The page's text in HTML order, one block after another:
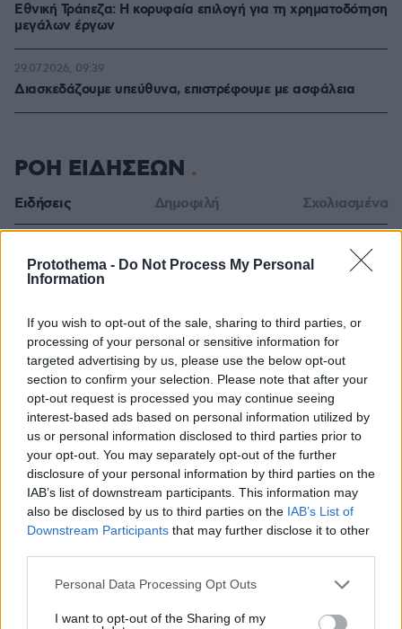
Protothema - Do Not Process My Personal
Information
If you wish to opt-out of the sale, sharing to third parties, or
processing of your personal or sensitive information for
targeted advertising by us, please use the below opt-out
section to confirm your selection. Please note that after your
opt-out request is processed you may continue seeing
interest-based ads based on personal information utilized by
us or personal information disclosed to third parties prior to
your opt-out. You may separately opt-out of the further
disclosure of your personal information by third parties on the
IAB’s list of downstream participants. This information may
also be disclosed by us to third parties on the IAB’s List of
Downstream Participants that may further disclose it to other
Please note that this website/app uses one or more Google
not limited to your visit or usage behaviour. You may click to
Personal Data Processing Opt Outs
I want to opt-out of the Sharing of my
Εθνική Τράπεζα: Η κορυφαία επιλογή για τη χρηματοδότηση
μεγάλων έργων
Διασκεδάζουμε υπεύθυνα, επιστρέφουμε με ασφάλεια
29.07.2026, 09:39
ΡΟΗ ΕΙΔΗΣΕΩΝ
Ειδήσεις Δημοφιλή Σχολιασμένα
Γιατί τα ταξίδια είναι ένας από τους καλύτερους
τρόπους για να κάνουμε νέες φιλίες
Η επιστήμη πίσω από το τέλειο μπριάμ
Προήχθη σε Αστυνόμο Α' η Κωνσταντία Δημογλίδου
πριν 6 λεπτά
Μη χάσετε το ΘΕΜΑ που κυκλοφορεί
πριν 11 λεπτά
Σοκαριστικό βίντεο: Η στιγμή που ο 14χρονος ανοίγει
πυρ και σκορπάει τον θάνατο σε σχολείο στη Ταϊλάνδη
πριν 12 λεπτά
Γυναίκες που άλλαξαν ζωή: «Γιατί άφησα την Αθήνα για
πριν 18 λεπτά
Δύο σχολεία της Λέρου αλλάζουν όψη με δωρεά αγάπης
για τα παιδιά
πριν 19 λεπτά